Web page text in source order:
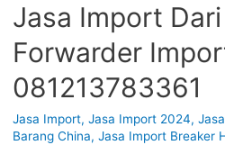
Jasa Import Dari
Forwarder Import
081213783361
Jasa Import, Jasa Import 2024,
Barang China, Jasa Import Breaker